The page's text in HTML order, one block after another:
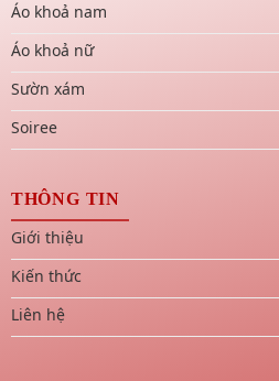
Áo khoả nam
Áo khoả nữ
Sườn xám
Soiree
THÔNG TIN
Giới thiệu
Kiến thức
Liên hệ